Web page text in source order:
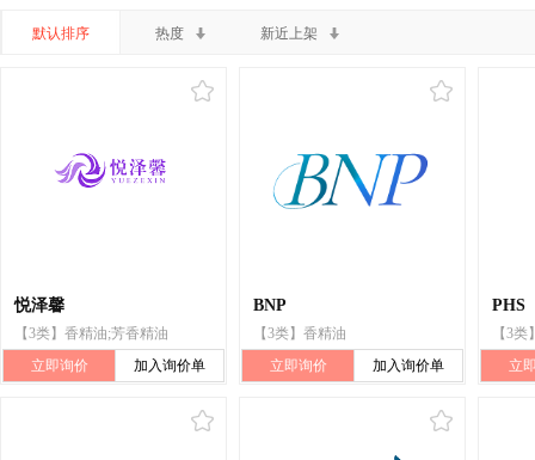
默认排序 热度 新近上架
悦泽馨
【3类】香精油;芳香精油
立即询价
加入询价单
BNP
【3类】香精油
立即询价
加入询价单
PHS
【3
立